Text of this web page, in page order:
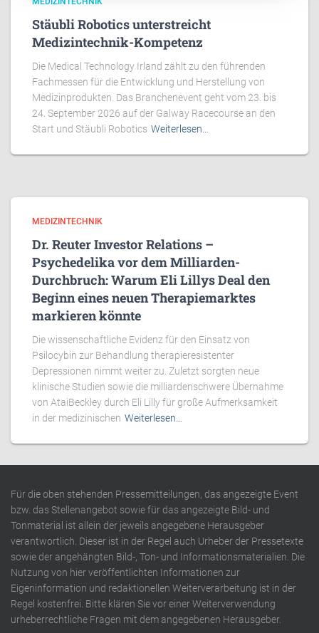
Stäubli Robotics unterstreicht
Medizintechnik-Kompetenz
Die Medical Technology Irland zählt zu den führenden
Fachmessen für die Entwicklung und Herstellung von
Medizinprodukten. Das Branchenevent geht vom 23. bis
24. September 2026 auf der Galway Racecourse an den
Start und Stäubli Robotics Weiterlesen…
MEDIZINTECHNIK
Dr. Reuter Investor Relations –
Psychedelika vor dem Milliarden-
Durchbruch: Warum Eli Lillys Deal den
Beginn eines neuen Therapiemarktes
markieren könnte
Die wissenschaftliche Evidenz für den Einsatz von
Psilocybin zur Behandlung therapieresistenter
Depressionen nimmt weiter zu. Zuletzt sorgten neue
klinische Studien sowie die milliardenschwere Übernahme
von AtaiBeckley durch Eli Lilly für große Aufmerksamkeit
in der medizinischen Weiterlesen…
Für die oben stehenden Pressemitteilungen, das angezeigte Event
bzw. das Stellenangebot sowie für das angezeigte Bild- und
Tonmaterial ist allein der jeweils angegebene Herausgeber
verantwortlich. Dieser ist in der Regel auch Urheber der Pressetexte
sowie der angehängten Bild-, Ton- und Informationsmaterialien. Die
Nutzung von hier veröffentlichten Informationen zur
Eigeninformation und redaktionellen Weiterverarbeitung ist in der
Regel kostenfrei. Bitte klären Sie vor einer Weiterverwendung
urheberrechtliche Fragen mit dem angegebenen Herausgeber.